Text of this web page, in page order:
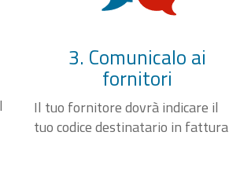
3. Comunicalo ai
fornitori
Il tuo fornitore dovrà indicare il
tuo codice destinatario in fattura